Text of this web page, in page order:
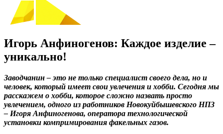
Игорь Анфиногенов: Каждое изделие –
уникально!
Заводчанин – это не только специалист своего дела, но и
человек, который имеет свои увлечения и хобби. Сегодня мы
расскажем о хобби, которое сложно назвать просто
увлечением, одного из работников Новокуйбышевского НПЗ
– Игоря Анфиногенова, оператора технологической
установки компримирования факельных газов.